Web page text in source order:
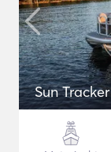
Sun